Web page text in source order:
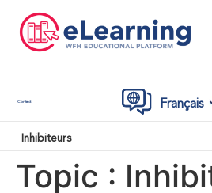
Contact Français
Inhibiteurs
Topic :